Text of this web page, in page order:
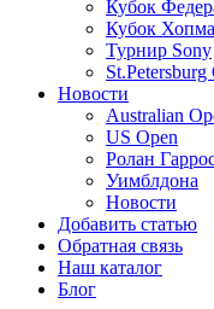
Кубок
Кубок
Турнир Sony
St.Petersburg
Новости
Australian
US Open
Ролан
Уимблдона
Новости
Добавить статью
Обратная связь
Наш каталог
Блог